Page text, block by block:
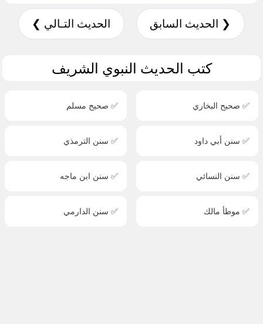
❮ الحديث السابق الحديث التـالي ❯
كتب الحديث النبوي الشريف
✅ صحيح البخاري ✅ صحيح مسلم
✅ سنن أبي داود ✅ سنن الترمذي
✅ سنن النسائي ✅ سنن ابن ماجه
✅ موطأ مالك ✅ سنن الدارمي